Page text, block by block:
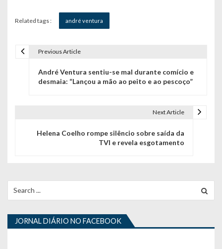
Related tags : andré ventura
ã
o
d
Previous Article
André Ventura sentiu-se mal durante comício e
desmaia: “Lançou a mão ao peito e ao pescoço”
Next Article
Helena Coelho rompe silêncio sobre saída da
TVI e revela esgotamento
for:
JORNAL DIÁRIO NO FACEBOOK